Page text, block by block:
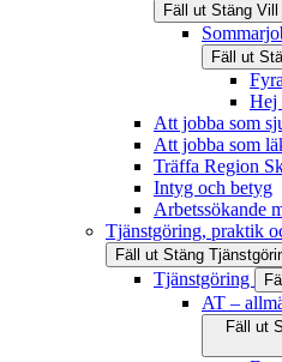
Fäll ut Stäng Vill
Fäll ut
Hej
Att jobba som
Att jobba som
Träffa Region
Intyg och betyg
Arbetssökande
Tjänstgöring, praktik
Fäll ut Stäng
Tjänstgöring
AT –
Fäll ut